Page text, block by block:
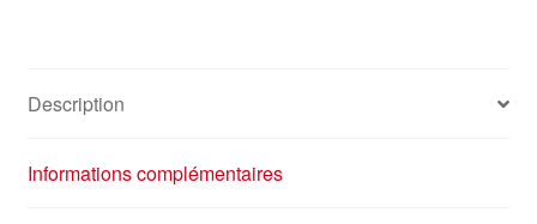
Description
Informations complémentaires